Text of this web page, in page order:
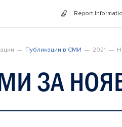
Report
Публикации в СМИ 2021
ЗА